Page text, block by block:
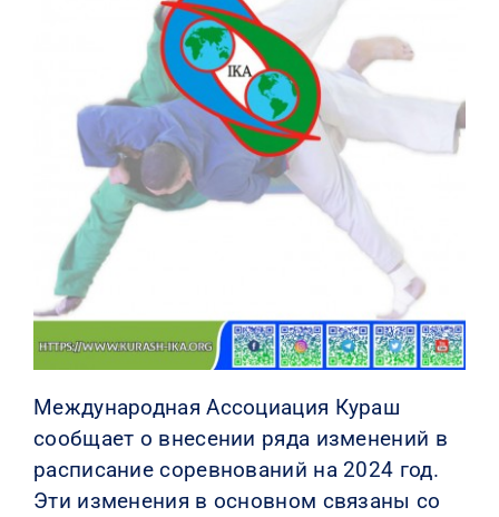
Международная Ассоциация Кураш
сообщает о внесении ряда изменений в
расписание соревнований на 2024 год.
Эти изменения в основном связаны со